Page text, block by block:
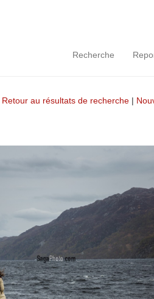
Recherche
Retour au résultats de recherche |